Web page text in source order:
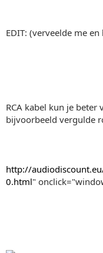
EDIT: (verveelde me
RCA kabel kun je beter
bijvoorbeeld vergulde
http://
0.html"